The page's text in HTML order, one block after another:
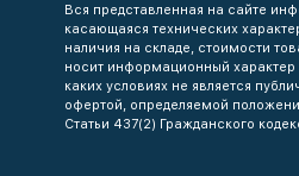
Вся представленная на сайте
касающаяся технических
наличия на складе, стоимости
носит информационный характер
каких условиях не является
офертой, определяемой
Статьи 437(2) Гражданского